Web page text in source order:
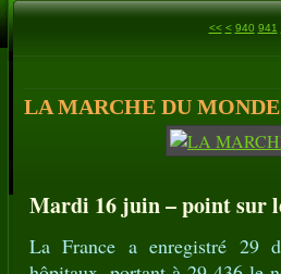
<< < 900
910
920
930
940 941
LA MARCHE DU
Mardi 16 juin – point sur
La France a enregistré 29